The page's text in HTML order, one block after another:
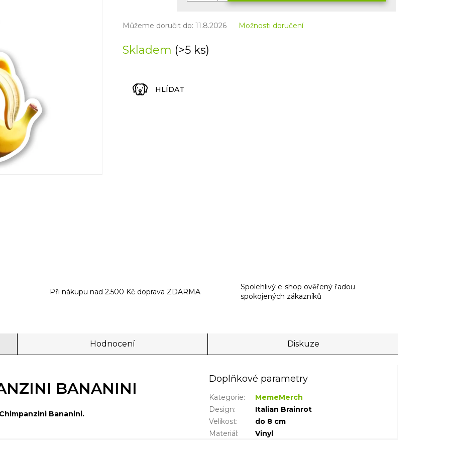
Skladem (>5 ks)
Můžeme doručit do: 11.8.2026 Možnosti doručení
HLÍDAT
Při nákupu nad 2.500 Kč doprava ZDARMA
Spolehlivý e-shop ověřený řadou
spokojených zákazníků
Hodnocení Diskuze
BANANINI
Chimpanzini Bananini.
Doplňkové parametry
Kategorie:
MemeMerch
Design:
Italian Brainrot
Velikost:
do 8 cm
Materiál: Vinyl